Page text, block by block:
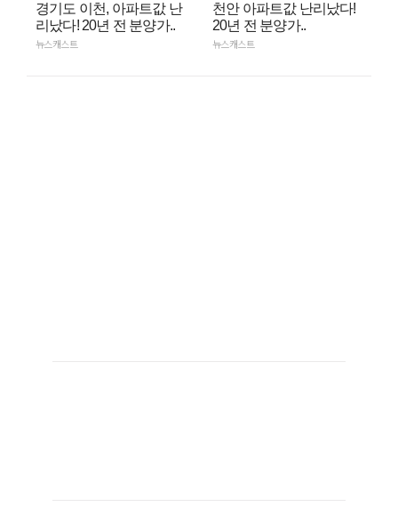
경기도 이천, 아파트값 난
리났다! 20년 전 분양가..
뉴스캐스트
천안 아파트값 난리났다!
20년 전 분양가..
뉴스캐스트